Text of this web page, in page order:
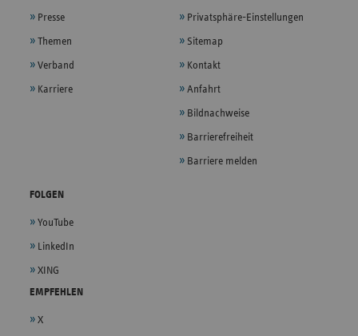
Presse
Themen
Verband
Karriere
Privatsphäre-Einstellungen
Sitemap
Kontakt
Anfahrt
Bildnachweise
Barrierefreiheit
Barriere melden
FOLGEN
YouTube
LinkedIn
XING
EMPFEHLEN
X